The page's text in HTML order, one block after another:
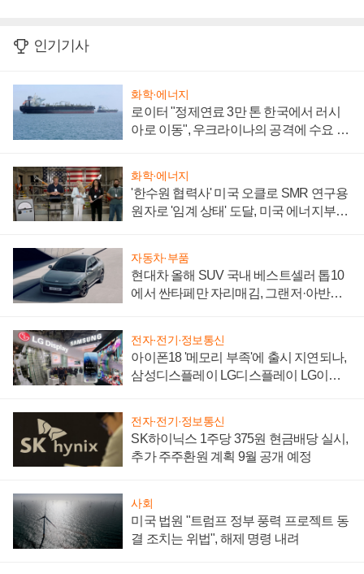
인기기사
화학·에너지
로이터 "정제연료 3만 톤 한국에서 러시
아로 이동", 우크라이나의 공격에 수요 늘
화학·에너지
'한수원 협력사' 미국 오클로 SMR 연구용
원자로 '임계 상태' 도달, 미국 에너지부
자동차·부품
현대차 올해 SUV 국내 베스트셀러 톱10
에서 싼타페만 자리매김, 그랜저·아반떼
전자·전기·정보통신
아이폰18 '메모리 부족'에 출시 지연되나,
삼성디스플레이 LG디스플레이 LG이노
전자·전기·정보통신
SK하이닉스 1주당 375원 현금배당 실시,
추가 주주환원 계획 9월 공개 예정
사회
미국 법원 "트럼프 정부 풍력 프로젝트 동
결 조치는 위법", 해제 명령 내려